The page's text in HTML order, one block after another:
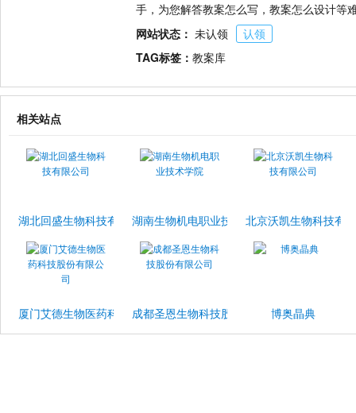
手，为您解答教案怎么写，教案怎么设计等
网站状态： 未认领
认领
TAG标签： 教案库
相关站点
湖北回盛生物科技有限公司湖南生物机电职业技术学院北京沃凯生物科技有
厦门艾德生物医药科技股份有限公司成都圣恩生物科技股份有限公司博奥晶典